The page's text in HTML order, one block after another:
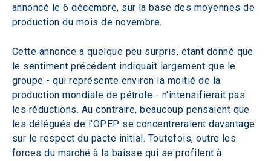
annoncé le 6 décembre, sur la base des moyennes de
production du mois de novembre.
Cette annonce a quelque peu surpris, étant donné que
le sentiment précédent indiquait largement que le
groupe - qui représente environ la moitié de la
production mondiale de pétrole - n'intensifierait pas
les réductions. Au contraire, beaucoup pensaient que
les délégués de l'OPEP se concentreraient davantage
sur le respect du pacte initial. Toutefois, outre les
forces du marché à la baisse qui se profilent à